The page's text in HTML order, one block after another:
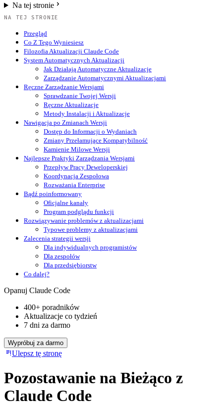
Na tej stronie
NA TEJ STRONIE
Przegląd
Co Z Tego Wyniesiesz
Filozofia Aktualizacji Claude Code
System Automatycznych Aktualizacji
Jak Działają Automatyczne Aktualizacje
Zarządzanie Automatycznymi Aktualizacjami
Ręczne Zarządzanie Wersjami
Sprawdzanie Twojej Wersji
Ręczne Aktualizacje
Metody Instalacji i Aktualizacje
Nawigacja po Zmianach Wersji
Dostęp do Informacji o Wydaniach
Zmiany Przełamujące Kompatybilność
Kamienie Milowe Wersji
Najlepsze Praktyki Zarządzania Wersjami
Przepływ Pracy Deweloperskiej
Koordynacja Zespołowa
Rozważania Enterprise
Bądź poinformowany
Oficjalne kanały
Program podglądu funkcji
Rozwiązywanie problemów z aktualizacjami
Typowe problemy z aktualizacjami
Zalecenia strategii wersji
Dla indywidualnych programistów
Dla zespołów
Dla przedsiębiorstw
Co dalej?
Opanuj Claude Code
400+ poradników
Aktualizacje co tydzień
7 dni za darmo
Wypróbuj za darmo
Ulepsz tę stronę
Pozostawanie na Bieżąco z
Claude Code